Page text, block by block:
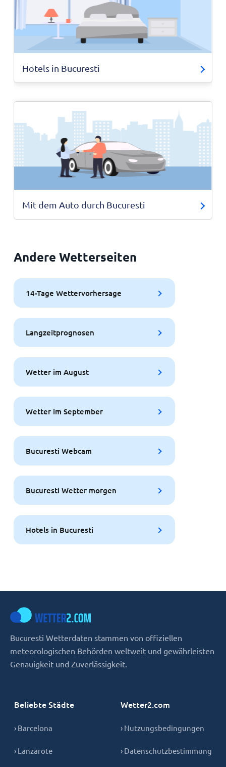
Hotels in Bucuresti
Mit dem Auto durch Bucuresti
Andere Wetterseiten
14-Tage Wettervorhersage
Langzeitprognosen
Wetter im August
Wetter im September
Bucuresti Webcam
Bucuresti Wetter morgen
Hotels in Bucuresti
Bucuresti Wetterdaten stammen von offiziellen
meteorologischen Behörden weltweit und gewährleisten
Genauigkeit und Zuverlässigkeit.
Beliebte Städte
› Barcelona
› Lanzarote
Wetter2.com
› Nutzungsbedingungen
› Datenschutzbestimmung